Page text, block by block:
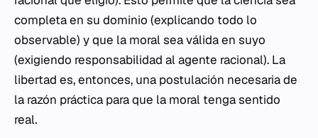
completa en su dominio (explicando todo lo
observable) y que la moral sea válida en suyo
(exigiendo responsabilidad al agente racional). La
libertad es, entonces, una postulación necesaria de
la razón práctica para que la moral tenga sentido
real.